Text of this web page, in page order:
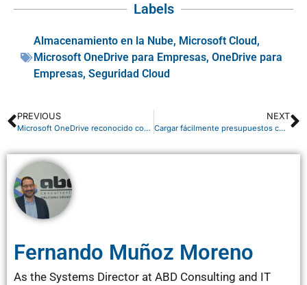
Labels
Almacenamiento en la Nube, Microsoft Cloud,
Microsoft OneDrive para Empresas, OneDrive para
Empresas, Seguridad Cloud
PREVIOUS
Microsoft OneDrive reconocido como Líder en reporte Wave de Forrester en Enterprise File Sync and Share
NEXT
Cargar fácilmente presupuestos contables de 2018 en Dynamics NAV
Fernando Muñoz Moreno
As the Systems Director at ABD Consulting and IT